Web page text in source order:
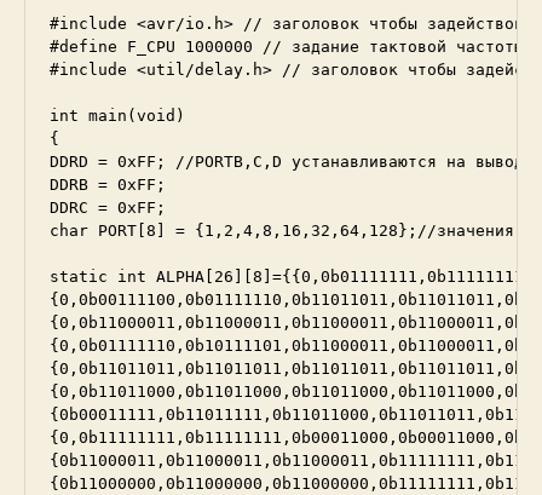
#include <avr/io.h> // заголовок чтобы
#define F_CPU 1000000 // задание тактовой частоты
#include <util/delay.h> // заголовок чтобы
int main(void)
{
DDRD = 0xFF; //PORTB,C,D устанавливаются на вывод
DDRB = 0xFF;
DDRC = 0xFF;
char PORT[8] = {1,2,4,8,16,32,64,128};//значения
static int